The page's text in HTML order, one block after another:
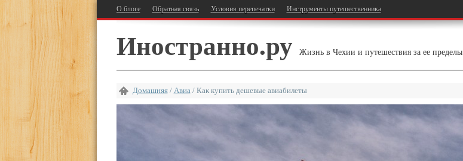
О блоге Обратная связь Условия перепечатки Инструменты путешественника
Иностранно.ру Жизнь в Чехии и путешествия за ее пределы
Домашняя/ Авиа/ Как купить дешевые авиабилеты